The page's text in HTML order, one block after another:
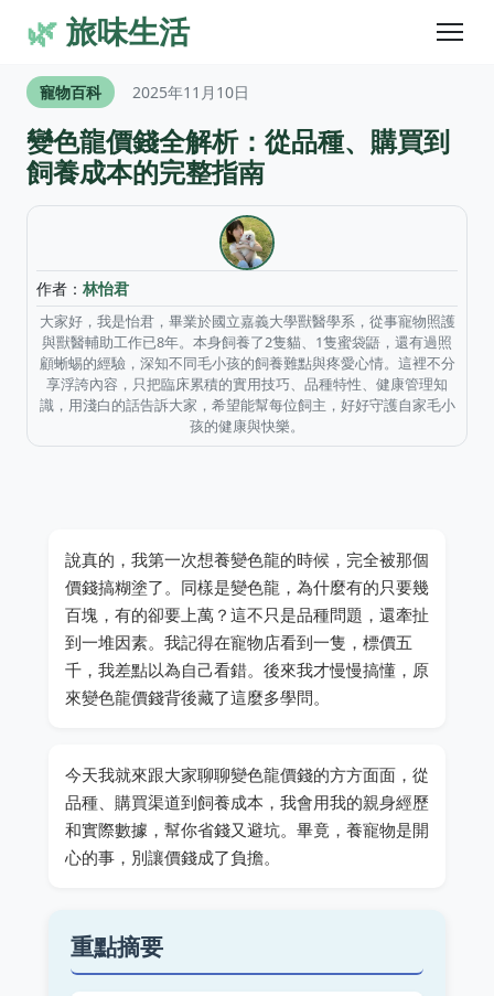
🌿旅味生活
寵物百科 2025年11月10日
變色龍價錢全解析：從品種、購買到
飼養成本的完整指南
作者： 林怡君
大家好，我是怡君，畢業於國立嘉義大學獸醫學系，從事寵物照護
與獸醫輔助工作已8年。本身飼養了2隻貓、1隻蜜袋鼯，還有過照
顧蜥蜴的經驗，深知不同毛小孩的飼養難點與疼愛心情。這裡不分
享浮誇內容，只把臨床累積的實用技巧、品種特性、健康管理知
識，用淺白的話告訴大家，希望能幫每位飼主，好好守護自家毛小
孩的健康與快樂。
說真的，我第一次想養變色龍的時候，完全被那個
價錢搞糊塗了。同樣是變色龍，為什麼有的只要幾
百塊，有的卻要上萬？這不只是品種問題，還牽扯
到一堆因素。我記得在寵物店看到一隻，標價五
千，我差點以為自己看錯。後來我才慢慢搞懂，原
來變色龍價錢背後藏了這麼多學問。
今天我就來跟大家聊聊變色龍價錢的方方面面，從
品種、購買渠道到飼養成本，我會用我的親身經歷
和實際數據，幫你省錢又避坑。畢竟，養寵物是開
心的事，別讓價錢成了負擔。
重點摘要